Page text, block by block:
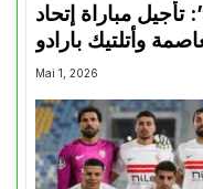
تأجيل مباراة إتحاد
وأتلتيك بارادو
Mai 1, 2026